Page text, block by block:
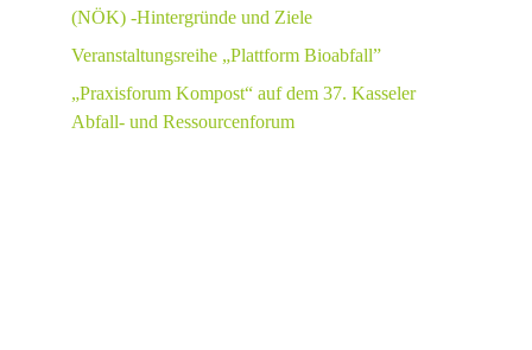
(NÖK) -Hintergründe und Ziele
Veranstaltungsreihe „Plattform Bioabfall”
„Praxisforum Kompost“ auf dem 37. Kasseler
Abfall- und Ressourcenforum